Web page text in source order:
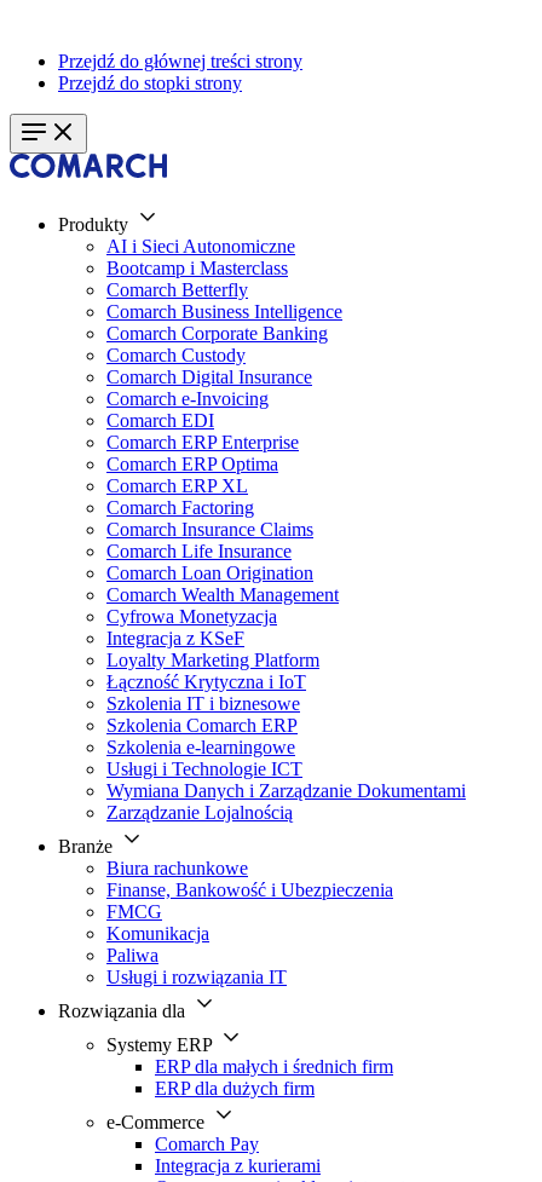
Przejdź do głównej treści strony
Przejdź do stopki strony
Produkty
AI i Sieci Autonomiczne
Bootcamp i Masterclass
Comarch Betterfly
Comarch Business Intelligence
Comarch Corporate Banking
Comarch Custody
Comarch Digital Insurance
Comarch e-Invoicing
Comarch EDI
Comarch ERP Enterprise
Comarch ERP Optima
Comarch ERP XL
Comarch Factoring
Comarch Insurance Claims
Comarch Life Insurance
Comarch Loan Origination
Comarch Wealth Management
Cyfrowa Monetyzacja
Integracja z KSeF
Loyalty Marketing Platform
Łączność Krytyczna i IoT
Szkolenia IT i biznesowe
Szkolenia Comarch ERP
Szkolenia e-learningowe
Usługi i Technologie ICT
Wymiana Danych i Zarządzanie Dokumentami
Zarządzanie Lojalnością
Branże
Biura rachunkowe
Finanse, Bankowość i Ubezpieczenia
FMCG
Komunikacja
Paliwa
Usługi i rozwiązania IT
Rozwiązania dla
Systemy ERP
ERP dla małych i średnich firm
ERP dla dużych firm
e-Commerce
Comarch Pay
Integracja z kurierami